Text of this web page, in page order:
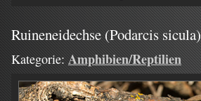
Ruineneidechse (Podarcis sicula)
Kategorie: Amphibien/Reptilien